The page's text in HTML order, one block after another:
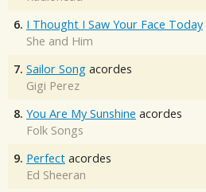
6. I Thought I Saw Your Face Today
She and Him
7. Sailor Song acordes
Gigi Perez
8. You Are My Sunshine acordes
Folk Songs
9. Perfect acordes
Ed Sheeran